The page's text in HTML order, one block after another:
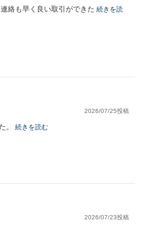
絡も早く良い取引ができた 続きを読
2026/07/25投稿
。 続きを読む
2026/07/23投稿